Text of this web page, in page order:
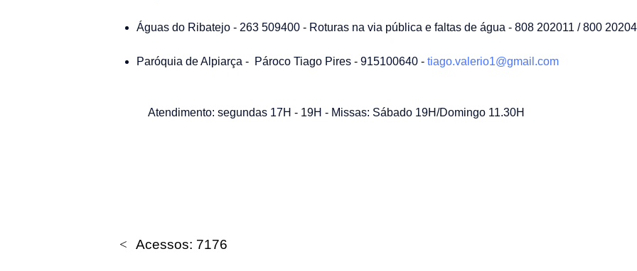
Águas do Ribatejo - 263 509400 - Roturas na via pública e faltas de água - 808 202011 / 800
Paróquia de Alpiarça - Pároco Tiago Pires - 915100640 -tiago.valerio1@gmail.com
Atendimento: segundas 17H - 19H - Missas: Sábado 19H/Domingo 11.30H
Acessos: 7176